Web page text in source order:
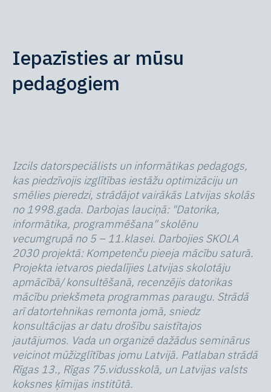
Iepazīsties ar mūsu
pedagogiem
Izcils datorspeciālists un informātikas pedagogs,
kas piedzīvojis izglītības iestāžu optimizāciju un
smēlies pieredzi, strādājot vairākās Latvijas skolās
no 1998.gada. Darbojas lauciņā: "Datorika,
informātika, programmēšana" skolēnu
vecumgrupā no 5 – 11.klasei. Darbojies SKOLA
2030 projektā: Kompetenču pieeja mācību saturā.
Projekta ietvaros piedalījies Latvijas skolotāju
apmācībā/ konsultēšanā, recenzējis datorikas
mācību priekšmeta programmas paraugu. Strādā
arī datortehnikas remonta jomā, sniedz
konsultācijas ar datu drošību saistītajos
jautājumos. Vada un organizē dažādus seminārus
veicinot mūžizglītības jomu Latvijā. Patlaban strādā
Rīgas 13., Rīgas 75.vidusskolā, un Latvijas valsts
koksnes ķīmijas institūtā.